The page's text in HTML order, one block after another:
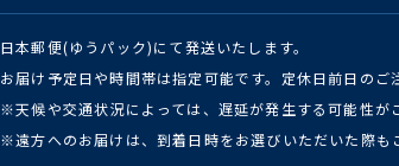
日本郵便(ゆうパック)にて発送いたします。
お届け予定日や時間帯は指定可能です。定休日前日の
※天候や交通状況によっては、遅延が発生する可能性が
※遠方へのお届けは、到着日時をお選びいただいた際も